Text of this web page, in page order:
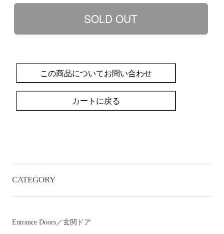
この商品についてお問い合わせ
カートに戻る
CATEGORY
Entrance Doors／玄関ドア